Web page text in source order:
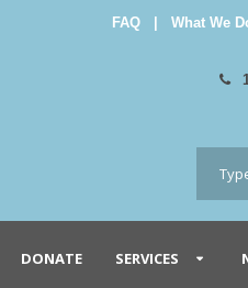
FAQ What We
DONATE SERVICES